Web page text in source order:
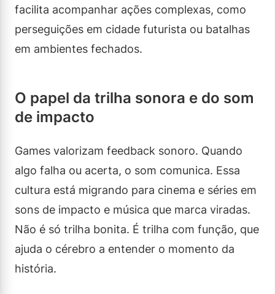
facilita acompanhar ações complexas, como
perseguições em cidade futurista ou batalhas
em ambientes fechados.
O papel da trilha sonora e do som
de impacto
Games valorizam feedback sonoro. Quando
algo falha ou acerta, o som comunica. Essa
cultura está migrando para cinema e séries em
sons de impacto e música que marca viradas.
Não é só trilha bonita. É trilha com função, que
ajuda o cérebro a entender o momento da
história.